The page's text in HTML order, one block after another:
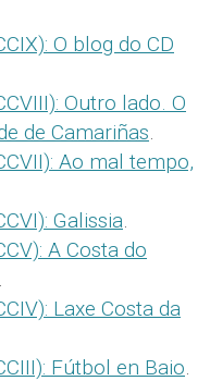
O blog do CD
Outro lado. O
de Camariñas.
Ao mal tempo,
Galissia.
A Costa do
.
Laxe Costa da
Fútbol en Baio.